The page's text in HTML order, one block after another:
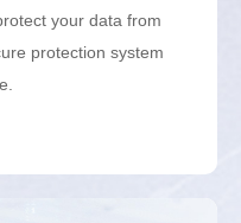
your data from
protection system